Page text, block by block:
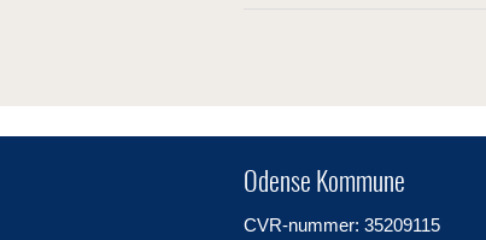
Odense Kommune
CVR-nummer: 35209115